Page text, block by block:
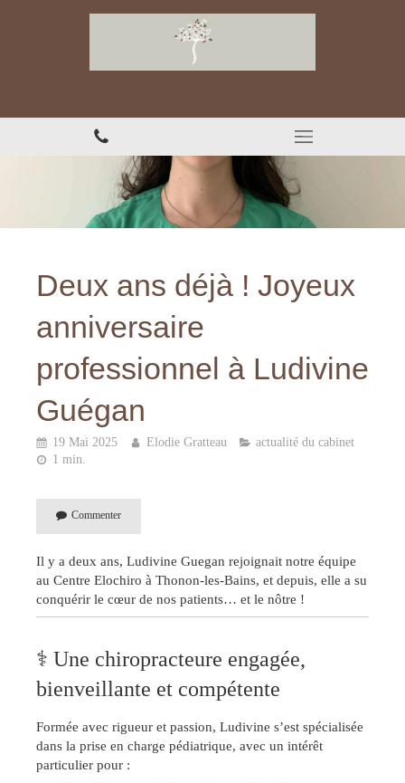
Deux ans déjà ! Joyeux
anniversaire
professionnel à Ludivine
Guégan
19 Mai 2025 Elodie Gratteau
actualité du cabinet
1 min.
Commenter
Il y a deux ans, Ludivine Guegan rejoignait notre équipe
au Centre Elochiro à Thonon-les-Bains, et depuis, elle a su
conquérir le cœur de nos patients… et le nôtre !
‍⚕️ Une chiropracteure engagée,
bienveillante et compétente
Formée avec rigueur et passion, Ludivine s’est spécialisée
dans la prise en charge pédiatrique, avec un intérêt
particulier pour :